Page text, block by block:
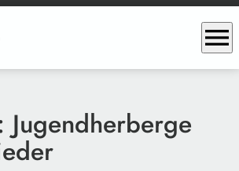
menu
Jugendherberge